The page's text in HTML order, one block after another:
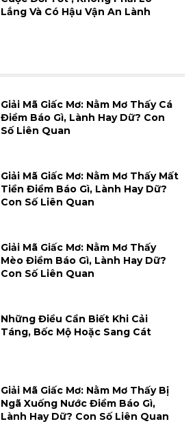
Lắng Và Có Hậu Vận An Lành
Giải Mã Giấc Mơ: Nằm Mơ Thấy Cá
Điềm Báo Gì, Lành Hay Dữ? Con
Số Liên Quan
Giải Mã Giấc Mơ: Nằm Mơ Thấy Mất
Tiền Điềm Báo Gì, Lành Hay Dữ?
Con Số Liên Quan
Giải Mã Giấc Mơ: Nằm Mơ Thấy
Mèo Điềm Báo Gì, Lành Hay Dữ?
Con Số Liên Quan
Những Điều Cần Biết Khi Cải
Táng, Bốc Mộ Hoặc Sang Cát
Giải Mã Giấc Mơ: Nằm Mơ Thấy Bị
Ngã Xuống Nước Điềm Báo Gì,
Lành Hay Dữ? Con Số Liên Quan